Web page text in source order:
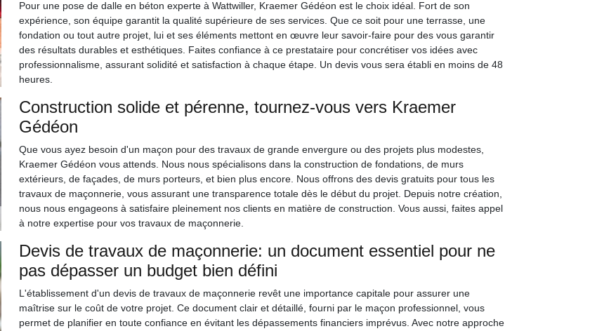
Pour une pose de dalle en béton experte à Wattwiller, Kraemer Gédéon est le choix idéal. Fort de son
expérience, son équipe garantit la qualité supérieure de ses services. Que ce soit pour une terrasse, une
fondation ou tout autre projet, lui et ses éléments mettont en œuvre leur savoir-faire pour des vous garantir
des résultats durables et esthétiques. Faites confiance à ce prestataire pour concrétiser vos idées avec
professionnalisme, assurant solidité et satisfaction à chaque étape. Un devis vous sera établi en moins de 48
heures.
Construction solide et pérenne, tournez-vous vers Kraemer
Gédéon
Que vous ayez besoin d'un maçon pour des travaux de grande envergure ou des projets plus modestes,
Kraemer Gédéon vous attends. Nous nous spécialisons dans la construction de fondations, de murs
extérieurs, de façades, de murs porteurs, et bien plus encore. Nous offrons des devis gratuits pour tous les
travaux de maçonnerie, vous assurant une transparence totale dès le début du projet. Depuis notre création,
nous nous engageons à satisfaire pleinement nos clients en matière de construction. Vous aussi, faites appel
à notre expertise pour vos travaux de maçonnerie.
Devis de travaux de maçonnerie: un document essentiel pour ne
pas dépasser un budget bien défini
L'établissement d'un devis de travaux de maçonnerie revêt une importance capitale pour assurer une
maîtrise sur le coût de votre projet. Ce document clair et détaillé, fourni par le maçon professionnel, vous
permet de planifier en toute confiance en évitant les dépassements financiers imprévus. Avec notre approche